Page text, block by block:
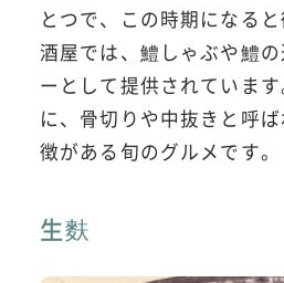
とつで、この時期になる
酒屋では、鱧しゃぶや鱧
ーとして提供されていま
に、骨切りや中抜きと呼
徴がある旬のグルメです。
生麩